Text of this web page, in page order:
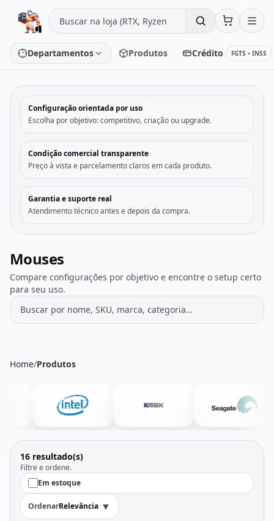
Pular para o conteúdo
Departamentos
Placa de vídeo
Placa-mãe Memória
SSD/HD Periféricos
PC Gamer Notebooks
Todos os produtos Seleções
Atendimento
Produtos Crédito FGTS • INSS
‹ ›
Configuração orientada por uso
Escolha por objetivo: competitivo, criação ou upgrade.
Condição comercial transparente
Preço à vista e parcelamento claros em cada produto.
Garantia e suporte real
Atendimento técnico antes e depois da compra.
Mouses
Compare configurações por objetivo e encontre o setup certo
para seu uso.
Home/Produtos
16 resultado(s)
Filtre e ordene.
Em estoque
OrdenarRelevância ▼